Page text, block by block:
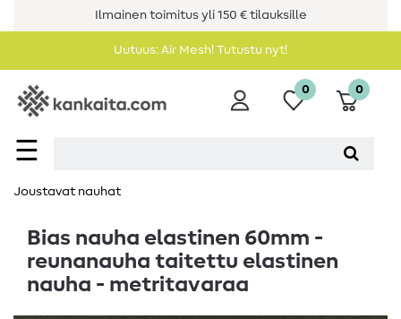
Ilmainen toimitus yli 150 € tilauksille
Uutuus: Air Mesh! Tutustu nyt!
☰
0 0
Joustavat nauhat
Bias nauha elastinen 60mm -
reunanauha taitettu elastinen
nauha - metritavaraa